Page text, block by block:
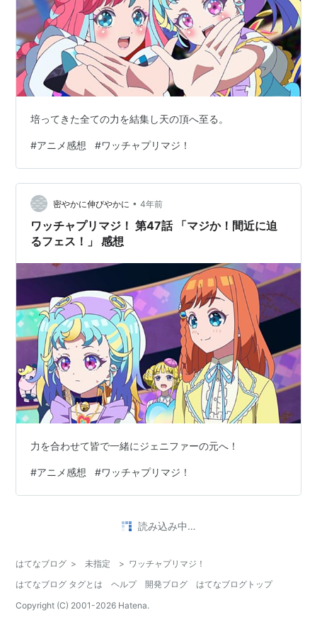
培ってきた全ての力を結集し天の頂へ至る。
#アニメ感想 #ワッチャプリマジ！
密やかに伸びやかに • 4年前
ワッチャプリマジ！ 第47話 「マジか！間近に迫
るフェス！」 感想
力を合わせて皆で一緒にジェニファーの元へ！
#アニメ感想 #ワッチャプリマジ！
読み込み中…
はてなブログ > 未指定 > ワッチャプリマジ！
はてなブログ タグとは
ヘルプ 開発ブログ
はてなブログトップ
Copyright (C) 2001-2026 Hatena.